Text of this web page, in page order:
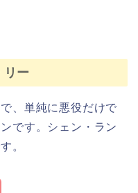
リー
、単純に悪役だけで
です。シェン・ラン
。